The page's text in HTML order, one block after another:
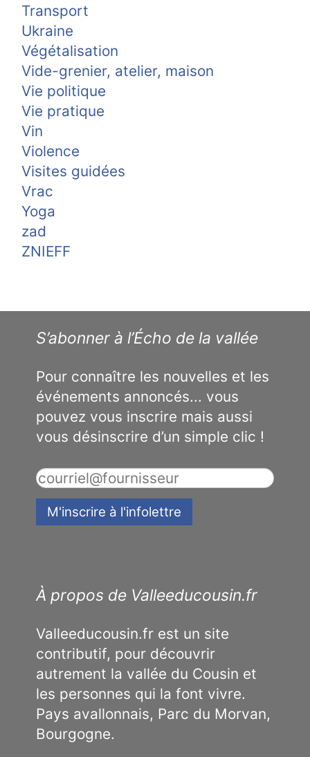
Transport
Ukraine
Végétalisation
Vide-grenier, atelier, maison
Vie politique
Vie pratique
Vin
Violence
Visites guidées
Vrac
Yoga
zad
ZNIEFF
S’abonner à l’Écho de la vallée
Pour connaître les nouvelles et les
événements annoncés... vous
pouvez vous inscrire mais aussi
vous désinscrire d’un simple clic !
À propos de Valleeducousin.fr
Valleeducousin.fr est un site
contributif, pour découvrir
autrement la vallée du Cousin et
les personnes qui la font vivre.
Pays avallonnais, Parc du Morvan,
Bourgogne.